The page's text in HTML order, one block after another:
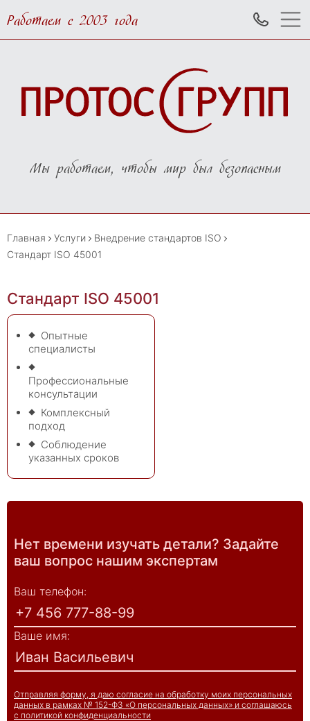
Работаем с 2003 года
Мы работаем, чтобы мир был безопасным
Главная Услуги
Внедрение стандартов ISO
Стандарт ISO 45001
Стандарт ISO 45001
Опытные
специалисты
Профессиональные
консультации
Комплексный
подход
Соблюдение
указанных сроков
Нет времени изучать детали? Задайте
ваш вопрос нашим экспертам
Ваш телефон:
Ваше имя:
Отправляя форму, я даю согласие на обработку моих персональных
данных в рамках № 152-ФЗ «О персональных данных» и соглашаюсь
с политикой конфиденциальности